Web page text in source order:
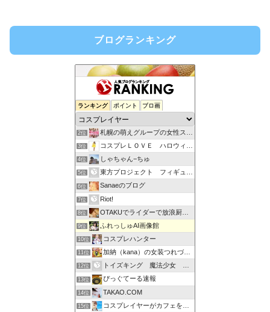
ブログランキング
ランキング ポイント ブロ画
2位 札幌の萌えグループの女性スタッフブログ
3位 コスプレＬＯＶＥ ハロウィーンコスチュームいろいろ
4位 しゃちゃん−ちゅ
5位 東方プロジェクト フィギュア通販情報
6位 Sanaeのブログ
7位 Riot!
8位 OTAKUでライダーで放浪厨な腐女子の日常。
9位 ふれっしゅAI画像館
10位 コスプレハンター
11位 加納（kana）の女装つれづれ日記
12位 トイズキング 魔法少女 変身グッズ 買取専門店
13位 ぴっぐてーる速報
14位 TAKAO.COM
15位 コスプレイヤーがカフェをはじめるブログ